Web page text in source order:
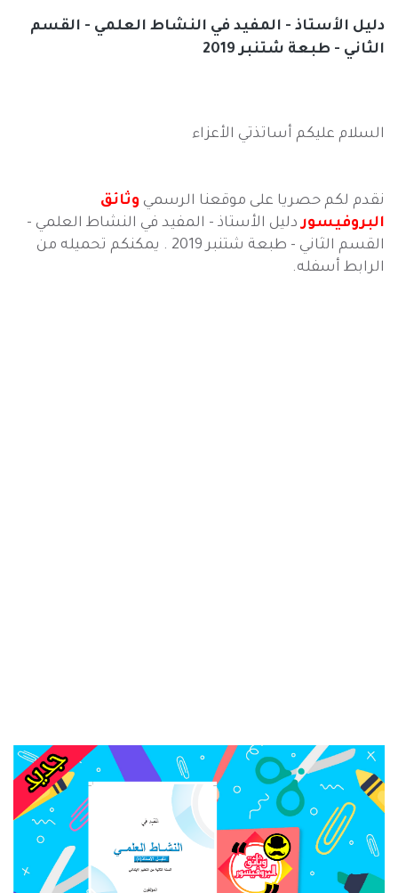
دليل الأستاذ - المفيد في النشاط العلمي - القسم
الثاني - طبعة شتنبر 2019
السلام عليكم أساتذتي الأعزاء
نقدم لكم حصريا على موقعنا الرسمي وثائق
البروفيسور دليل الأستاذ - المفيد في النشاط العلمي -
القسم الثاني - طبعة شتنبر 2019
. يمكنكم تحميله من
الرابط أسفله.